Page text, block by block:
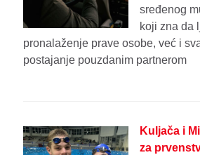
sređenog
koji zna da
pronalaženje prave osobe, već i
postajanje pouzdanim partnerom
Kuljača i
za